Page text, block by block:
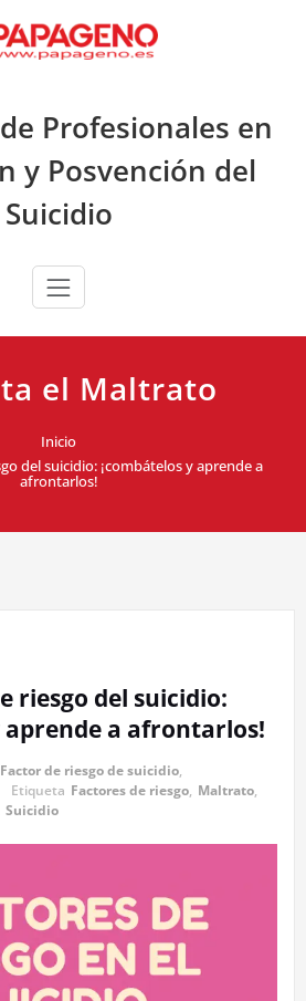
Profesionales en
y Posvención del
Suicidio
el Maltrato
Inicio
del suicidio: ¡combátelos y aprende a
afrontarlos!
riesgo del suicidio:
aprende a afrontarlos!
Factor de riesgo de suicidio,
Etiqueta Factores de riesgo, Maltrato,
Suicidio